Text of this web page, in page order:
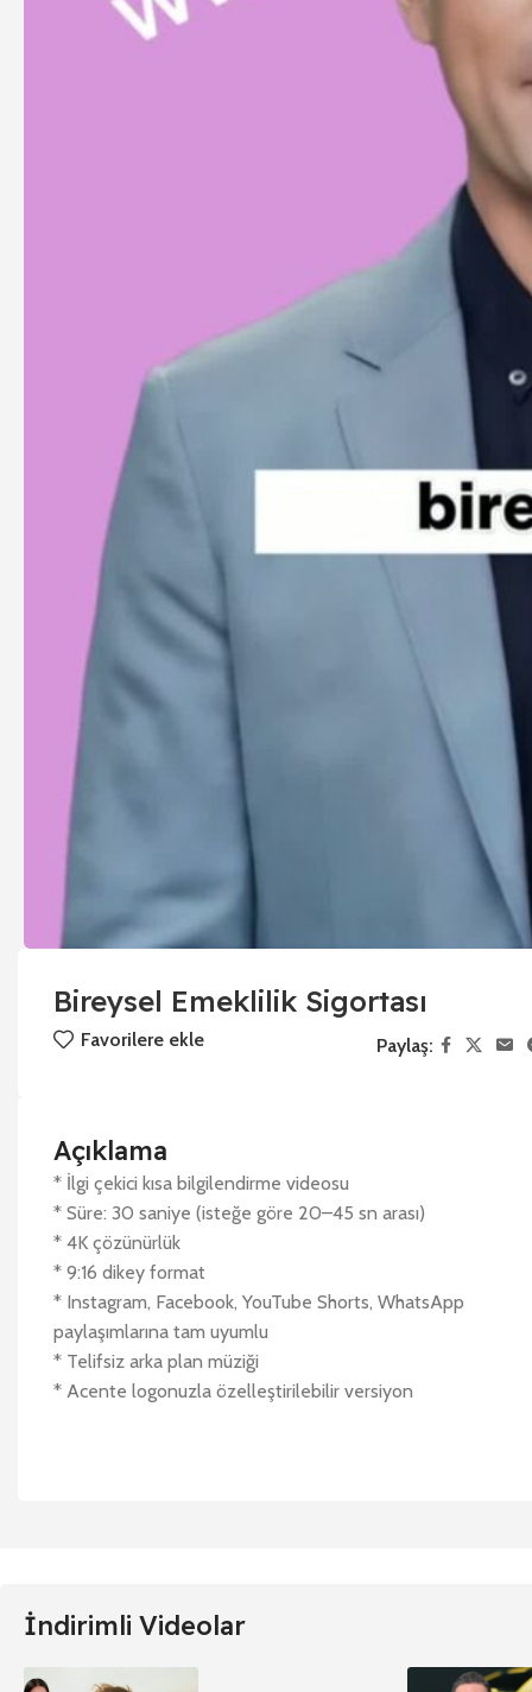
Bireysel Emeklilik Sigortası
Favorilere ekle Paylaş:
Açıklama
* İlgi çekici kısa bilgilendirme videosu
* Süre: 30 saniye (isteğe göre 20–45 sn arası)
* 4K çözünürlük
* 9:16 dikey format
* Instagram, Facebook, YouTube Shorts, WhatsApp
paylaşımlarına tam uyumlu
* Telifsiz arka plan müziği
* Acente logonuzla özelleştirilebilir versiyon
İndirimli Videolar